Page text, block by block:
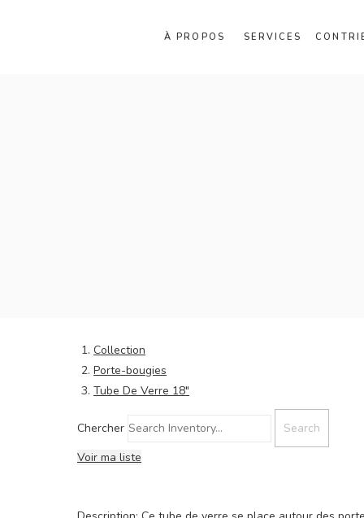
À PROPOS SERVICES
Collection
Porte-bougies
Tube De Verre 18"
Chercher
Voir ma liste